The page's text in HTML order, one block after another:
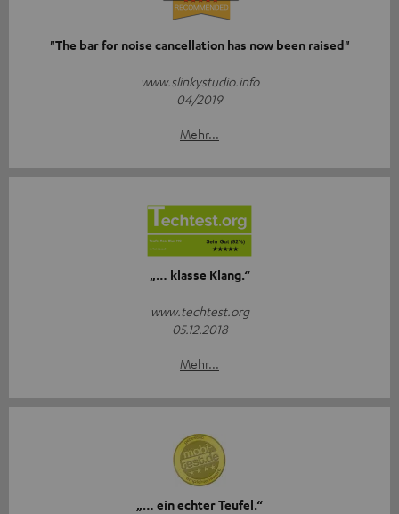
"The bar for noise cancellation has now been raised"
www.slinkystudio.info
04/2019
Mehr...
„… klasse Klang.“
www.techtest.org
05.12.2018
Mehr...
„… ein echter Teufel.“